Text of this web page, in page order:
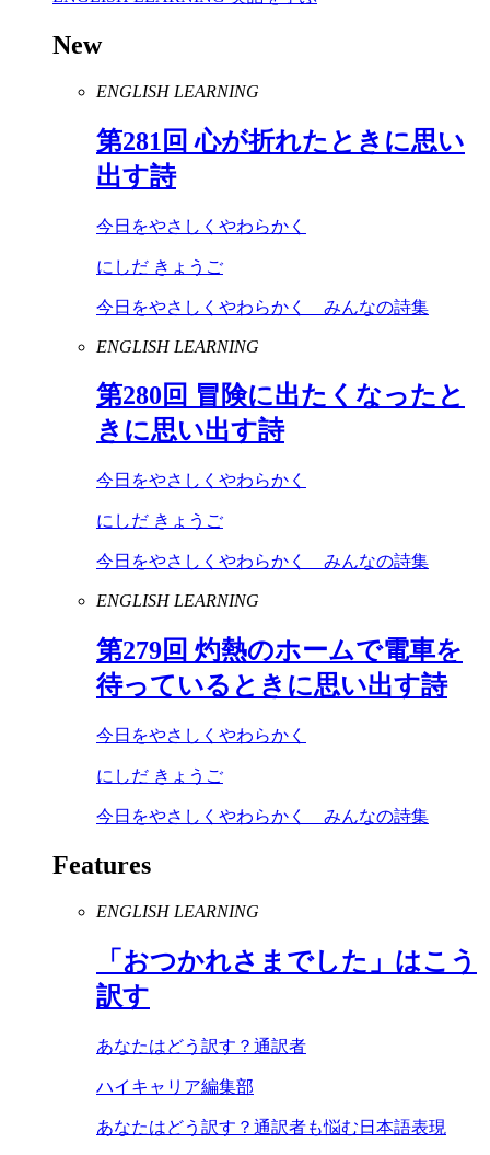
New
ENGLISH LEARNING
第281 回 心が折れたときに思い
出す詩
今日をやさしくやわらかく
にしだ きょうご
今日をやさしくやわらかく みんなの詩集
ENGLISH LEARNING
第280回 冒険に出たくなったと
きに思い出す詩
今日をやさしくやわらかく
にしだ きょうご
今日をやさしくやわらかく みんなの詩集
ENGLISH LEARNING
第279回 灼熱のホームで電車を
待っているときに思い出す詩
今日をやさしくやわらかく
にしだ きょうご
今日をやさしくやわらかく みんなの詩集
Features
ENGLISH LEARNING
「おつかれさまでした」はこう
訳す
あなたはどう訳す？通訳者
ハイキャリア編集部
あなたはどう訳す？通訳者も悩む日本語表現